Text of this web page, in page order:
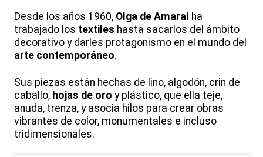
Desde los años 1960, Olga de Amaral ha
trabajado los textiles hasta sacarlos del ámbito
decorativo y darles protagonismo en el mundo del
arte contemporáneo.
Sus piezas están hechas de lino, algodón, crin de
caballo, hojas de oro y plástico, que ella teje,
anuda, trenza, y asocia hilos para crear obras
vibrantes de color, monumentales e incluso
tridimensionales.